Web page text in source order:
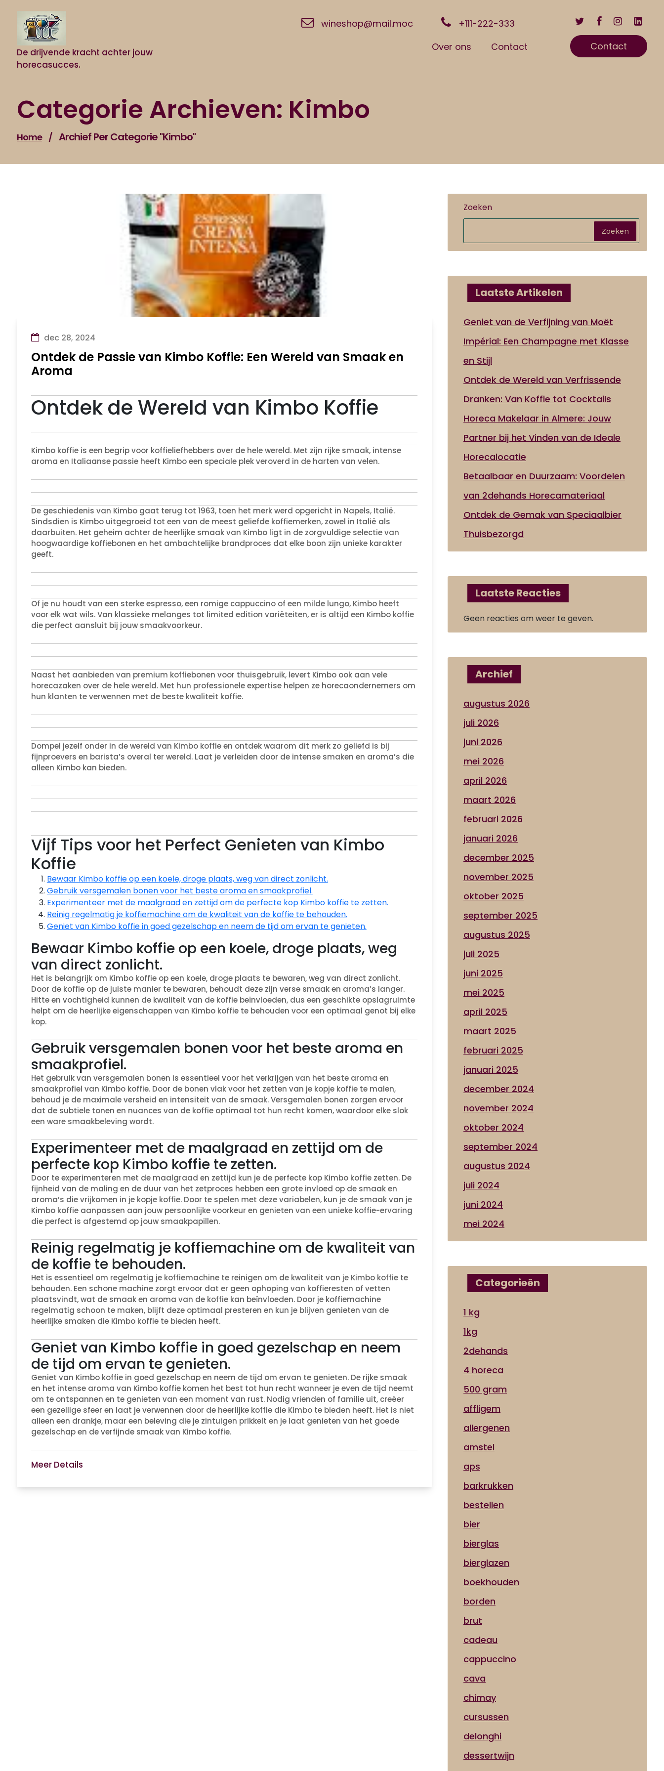
inhoud
De drijvende kracht achter jouw
horecasucces.
wineshop@mail.moc
+111-222-333
Over ons
Contact Contact
Categorie Archieven: Kimbo
Home / Archief Per Categorie "kimbo"
dec 28, 2024
Ontdek de Passie van Kimbo Koffie: Een Wereld van Smaak en
Aroma
Ontdek de Wereld van Kimbo Koffie
Kimbo koffie is een begrip voor koffieliefhebbers over de hele wereld. Met zijn rijke smaak, intense
aroma en Italiaanse passie heeft Kimbo een speciale plek veroverd in de harten van velen.
De geschiedenis van Kimbo gaat terug tot 1963, toen het merk werd opgericht in Napels, Italië.
Sindsdien is Kimbo uitgegroeid tot een van de meest geliefde koffiemerken, zowel in Italië als
daarbuiten. Het geheim achter de heerlijke smaak van Kimbo ligt in de zorgvuldige selectie van
hoogwaardige koffiebonen en het ambachtelijke brandproces dat elke boon zijn unieke karakter
geeft.
Of je nu houdt van een sterke espresso, een romige cappuccino of een milde lungo, Kimbo heeft
voor elk wat wils. Van klassieke melanges tot limited edition variëteiten, er is altijd een Kimbo koffie
die perfect aansluit bij jouw smaakvoorkeur.
Naast het aanbieden van premium koffiebonen voor thuisgebruik, levert Kimbo ook aan vele
horecazaken over de hele wereld. Met hun professionele expertise helpen ze horecaondernemers om
hun klanten te verwennen met de beste kwaliteit koffie.
Dompel jezelf onder in de wereld van Kimbo koffie en ontdek waarom dit merk zo geliefd is bij
fijnproevers en barista’s overal ter wereld. Laat je verleiden door de intense smaken en aroma’s die
alleen Kimbo kan bieden.
Vijf Tips voor het Perfect Genieten van Kimbo
Koffie
Bewaar Kimbo koffie op een koele, droge plaats, weg van direct zonlicht.
Gebruik versgemalen bonen voor het beste aroma en smaakprofiel.
Experimenteer met de maalgraad en zettijd om de perfecte kop Kimbo koffie te zetten.
Reinig regelmatig je koffiemachine om de kwaliteit van de koffie te behouden.
Geniet van Kimbo koffie in goed gezelschap en neem de tijd om ervan te genieten.
Bewaar Kimbo koffie op een koele, droge plaats, weg
van direct zonlicht.
Het is belangrijk om Kimbo koffie op een koele, droge plaats te bewaren, weg van direct zonlicht.
Door de koffie op de juiste manier te bewaren, behoudt deze zijn verse smaak en aroma’s langer.
Hitte en vochtigheid kunnen de kwaliteit van de koffie beïnvloeden, dus een geschikte opslagruimte
helpt om de heerlijke eigenschappen van Kimbo koffie te behouden voor een optimaal genot bij elke
kop.
Gebruik versgemalen bonen voor het beste aroma en
smaakprofiel.
Het gebruik van versgemalen bonen is essentieel voor het verkrijgen van het beste aroma en
smaakprofiel van Kimbo koffie. Door de bonen vlak voor het zetten van je kopje koffie te malen,
behoud je de maximale versheid en intensiteit van de smaak. Versgemalen bonen zorgen ervoor
dat de subtiele tonen en nuances van de koffie optimaal tot hun recht komen, waardoor elke slok
een ware smaakbeleving wordt.
Experimenteer met de maalgraad en zettijd om de
perfecte kop Kimbo koffie te zetten.
Door te experimenteren met de maalgraad en zettijd kun je de perfecte kop Kimbo koffie zetten. De
fijnheid van de maling en de duur van het zetproces hebben een grote invloed op de smaak en
aroma’s die vrijkomen in je kopje koffie. Door te spelen met deze variabelen, kun je de smaak van je
Kimbo koffie aanpassen aan jouw persoonlijke voorkeur en genieten van een unieke koffie-ervaring
die perfect is afgestemd op jouw smaakpapillen.
Reinig regelmatig je koffiemachine om de kwaliteit van
de koffie te behouden.
Het is essentieel om regelmatig je koffiemachine te reinigen om de kwaliteit van je Kimbo koffie te
behouden. Een schone machine zorgt ervoor dat er geen ophoping van koffieresten of vetten
plaatsvindt, wat de smaak en aroma van de koffie kan beïnvloeden. Door je koffiemachine
regelmatig schoon te maken, blijft deze optimaal presteren en kun je blijven genieten van de
heerlijke smaken die Kimbo koffie te bieden heeft.
Geniet van Kimbo koffie in goed gezelschap en neem
de tijd om ervan te genieten.
Geniet van Kimbo koffie in goed gezelschap en neem de tijd om ervan te genieten. De rijke smaak
en het intense aroma van Kimbo koffie komen het best tot hun recht wanneer je even de tijd neemt
om te ontspannen en te genieten van een moment van rust. Nodig vrienden of familie uit, creëer
een gezellige sfeer en laat je verwennen door de heerlijke koffie die Kimbo te bieden heeft. Het is niet
alleen een drankje, maar een beleving die je zintuigen prikkelt en je laat genieten van het goede
gezelschap en de verfijnde smaak van Kimbo koffie.
Meer Details
Zoeken
Zoeken
Laatste Artikelen
Geniet van de Verfijning van Moët
Impérial: Een Champagne met Klasse
en Stijl
Ontdek de Wereld van Verfrissende
Dranken: Van Koffie tot Cocktails
Horeca Makelaar in Almere: Jouw
Partner bij het Vinden van de Ideale
Horecalocatie
Betaalbaar en Duurzaam: Voordelen
van 2dehands Horecamateriaal
Ontdek de Gemak van Speciaalbier
Thuisbezorgd
Laatste Reacties
Geen reacties om weer te geven.
Archief
augustus 2026
juli 2026
juni 2026
mei 2026
april 2026
maart 2026
februari 2026
januari 2026
december 2025
november 2025
oktober 2025
september 2025
augustus 2025
juli 2025
juni 2025
mei 2025
april 2025
maart 2025
februari 2025
januari 2025
december 2024
november 2024
oktober 2024
september 2024
augustus 2024
juli 2024
juni 2024
mei 2024
Categorieën
1 kg
1kg
2dehands
4 horeca
500 gram
affligem
allergenen
amstel
aps
barkrukken
bestellen
bier
bierglas
bierglazen
boekhouden
borden
brut
cadeau
cappuccino
cava
chimay
cursussen
delonghi
dessertwijn